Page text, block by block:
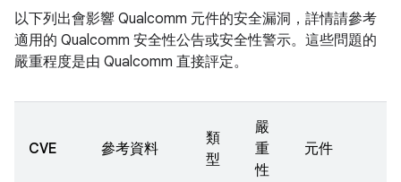
以下列出會影響 Qualcomm 元件的安全漏洞，詳情請參考
適用的 Qualcomm 安全性公告或安全性警示。這些問題的
嚴重程度是由 Qualcomm 直接評定。
CVE 參考資料
類
型
嚴
重
性
元件